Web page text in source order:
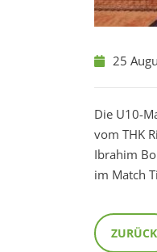
25
Die U10-
vom THK
Ibrahim
im Match
ZURÜCK